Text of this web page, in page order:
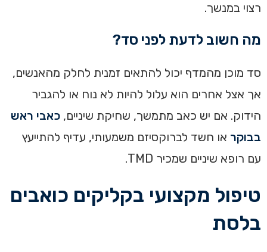
רצוי במנשך.
מה חשוב לדעת לפני סד?
סד מוכן מהמדף יכול להתאים זמנית לחלק מהאנשים,
אך אצל אחרים הוא עלול להיות לא נוח או להגביר
הידוק. אם יש כאב מתמשך, שחיקת שיניים, כאבי ראש
בבוקר או חשד לברוקסיזם משמעותי, עדיף להתייעץ
עם רופא שיניים שמכיר TMD.
טיפול מקצועי בקליקים כואבים
בלסת